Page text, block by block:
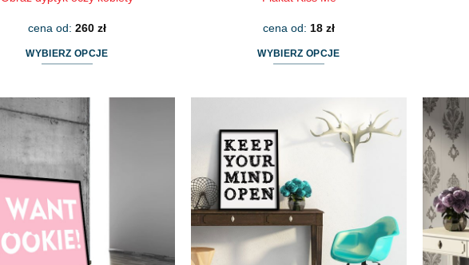
cena od: 260 zł
WYBIERZ OPCJE
wiele
wariantów.
Opcje
można
wybrać
na
stronie
produktu
cena od: 18 zł
WYBIERZ OPCJE
wiele
wariantów.
można
wybrać
stronie
produktu